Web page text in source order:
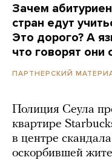
Зачем
стран едут
Это дорого? А
что говорят они
ПАРТНЕРСКИЙ
Полиция Сеула
квартире
в центре
оскорбившей